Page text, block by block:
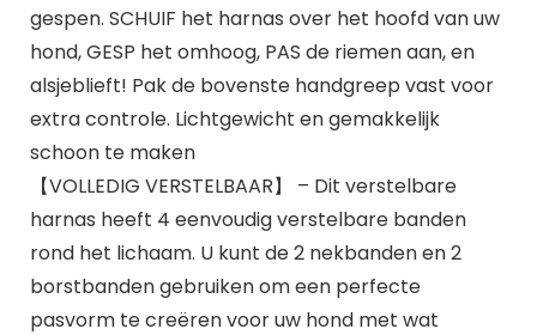
gespen. SCHUIF het harnas over het hoofd van uw
hond, GESP het omhoog, PAS de riemen aan, en
alsjeblieft! Pak de bovenste handgreep vast voor
extra controle. Lichtgewicht en gemakkelijk
schoon te maken
【VOLLEDIG VERSTELBAAR】 – Dit verstelbare
harnas heeft 4 eenvoudig verstelbare banden
rond het lichaam. U kunt de 2 nekbanden en 2
borstbanden gebruiken om een ​​perfecte
pasvorm te creëren voor uw hond met wat